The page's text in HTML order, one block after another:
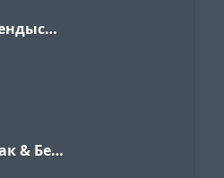
Александр Кендысь & W.J.Rec
Елдос Жанузак & Бейбарыс Садык